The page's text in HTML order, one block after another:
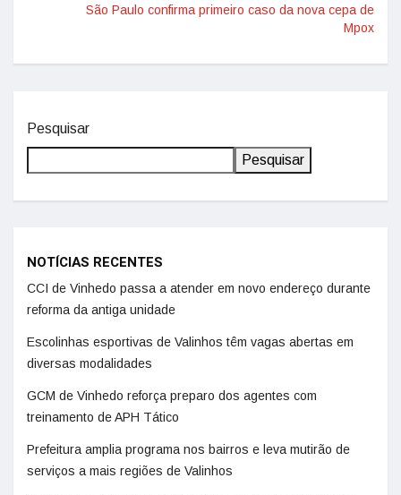
São Paulo confirma primeiro caso da nova cepa de
Mpox
Pesquisar
Pesquisar
NOTÍCIAS RECENTES
CCI de Vinhedo passa a atender em novo endereço durante
reforma da antiga unidade
Escolinhas esportivas de Valinhos têm vagas abertas em
diversas modalidades
GCM de Vinhedo reforça preparo dos agentes com
treinamento de APH Tático
Prefeitura amplia programa nos bairros e leva mutirão de
serviços a mais regiões de Valinhos